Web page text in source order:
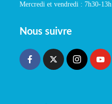
Mercredi et vendredi : 7h30-13h
Nous suivre